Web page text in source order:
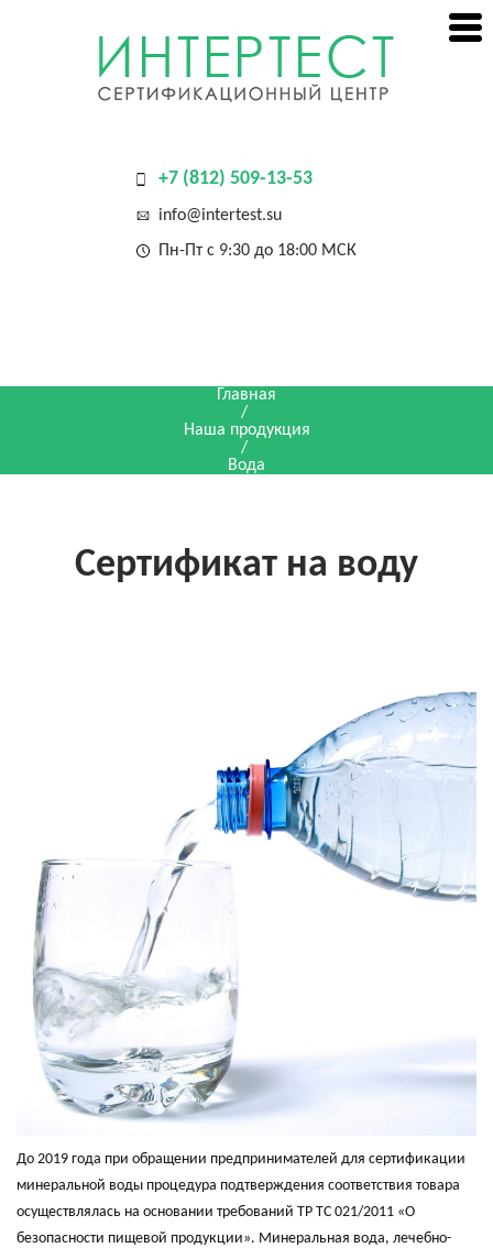
+7 (812) 509-13-53
info@intertest.su
Пн-Пт с 9:30 до 18:00 МСК
Главная
/
Наша продукция
/
Вода
Сертификат на воду
До 2019 года при обращении предпринимателей для сертификации
минеральной воды процедура подтверждения соответствия товара
осуществлялась на основании требований ТР ТС 021/2011 «О
безопасности пищевой продукции». Минеральная вода, лечебно-